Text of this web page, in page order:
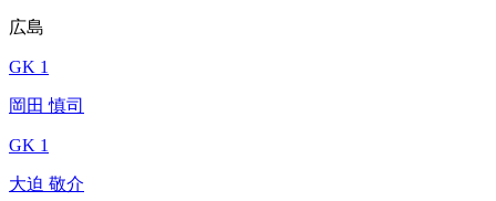
広島
GK 1
岡田 慎司
GK 1
大迫 敬介